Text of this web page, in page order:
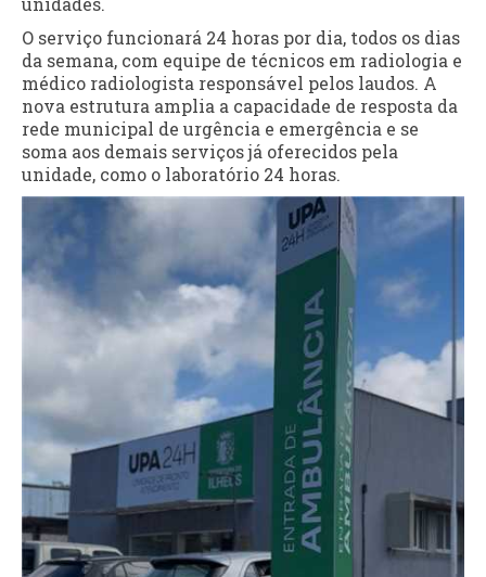
O serviço funcionará 24 horas por dia, todos os dias
da semana, com equipe de técnicos em radiologia e
médico radiologista responsável pelos laudos. A
nova estrutura amplia a capacidade de resposta da
rede municipal de urgência e emergência e se
soma aos demais serviços já oferecidos pela
unidade, como o laboratório 24 horas.